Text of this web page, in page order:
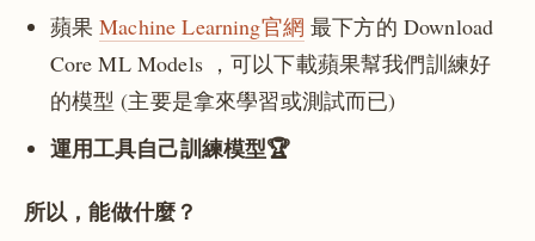
蘋果Machine Learning官網 最下方的 Download
Core ML Models ，可以下載蘋果幫我們訓練好
的模型 (主要是拿來學習或測試而已)
運用工具自己訓練模型🏆
所以，能做什麼？